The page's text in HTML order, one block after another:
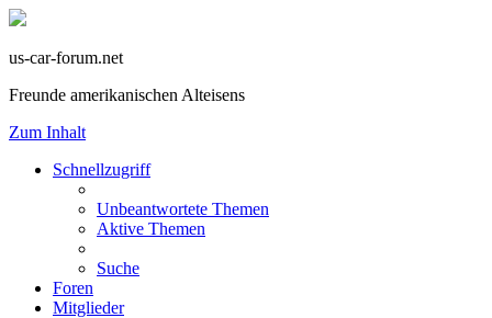
us-car-forum.net
Freunde amerikanischen Alteisens
Zum Inhalt
Schnellzugriff
Unbeantwortete Themen
Aktive Themen
Suche
Foren
Mitglieder